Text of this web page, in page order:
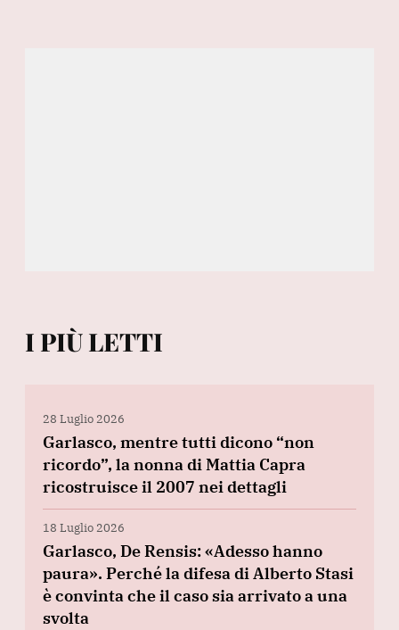
I PIÙ LETTI
28 Luglio 2026
Garlasco, mentre tutti dicono “non
ricordo”, la nonna di Mattia Capra
ricostruisce il 2007 nei dettagli
18 Luglio 2026
Garlasco, De Rensis: «Adesso hanno
paura». Perché la difesa di Alberto Stasi
è convinta che il caso sia arrivato a una
svolta